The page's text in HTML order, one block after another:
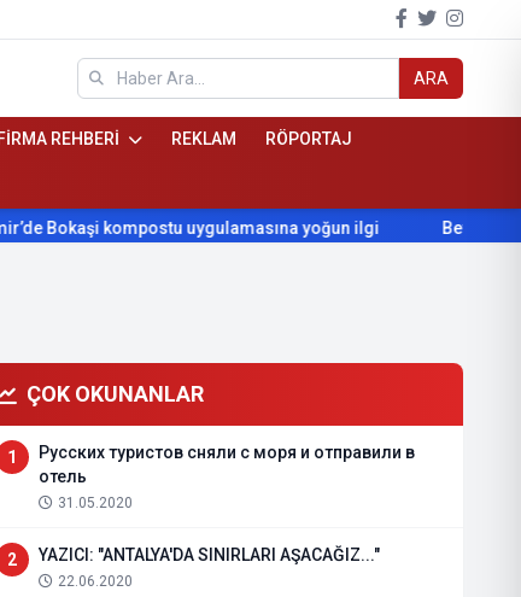
ARA
FİRMA REHBERİ REKLAM RÖPORTAJ
kompostu uygulamasına yoğun ilgi Beydağ’ın yıllardır
ÇOK OKUNANLAR
1
Русских туристов сняли с моря и отправили в
отель
31.05.2020
2 YAZICI: "ANTALYA'DA SINIRLARI AŞACAĞIZ..."
22.06.2020